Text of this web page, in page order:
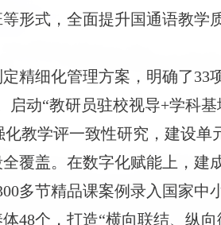
形式，全面提升国通语教学质
精细化管理方案，明确了33
动“教研员驻校视导+学科
教学评一致性研究，建设单
覆盖。在数字化赋能上，建
多节精品课案例录入国家中
48个，打造“横向联结、纵